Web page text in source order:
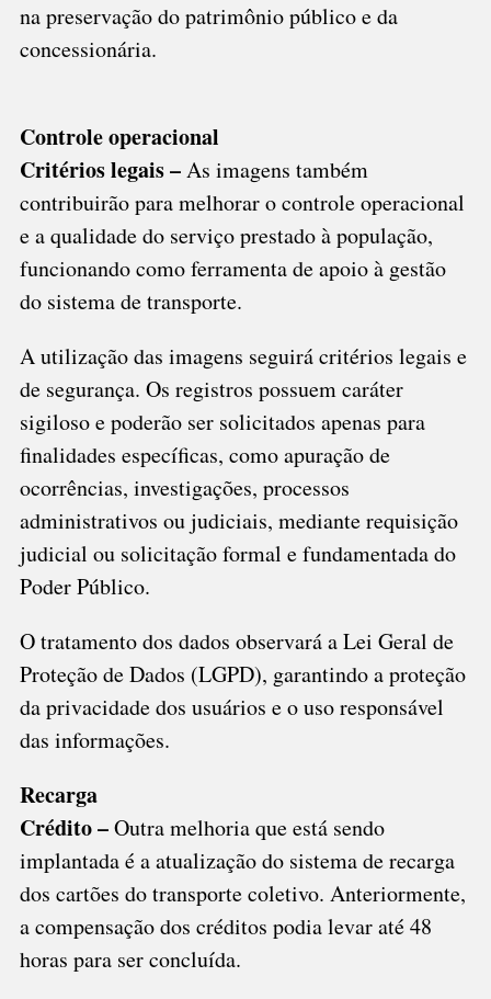
na preservação do patrimônio público e da
concessionária.
Controle operacional
Critérios legais –As imagens também
contribuirão para melhorar o controle operacional
e a qualidade do serviço prestado à população,
funcionando como ferramenta de apoio à gestão
do sistema de transporte.
A utilização das imagens seguirá critérios legais e
de segurança. Os registros possuem caráter
sigiloso e poderão ser solicitados apenas para
finalidades específicas, como apuração de
ocorrências, investigações, processos
administrativos ou judiciais, mediante requisição
judicial ou solicitação formal e fundamentada do
Poder Público.
O tratamento dos dados observará a Lei Geral de
Proteção de Dados (LGPD), garantindo a proteção
da privacidade dos usuários e o uso responsável
das informações.
Recarga
Crédito –Outra melhoria que está sendo
implantada é a atualização do sistema de recarga
dos cartões do transporte coletivo. Anteriormente,
a compensação dos créditos podia levar até 48
horas para ser concluída.